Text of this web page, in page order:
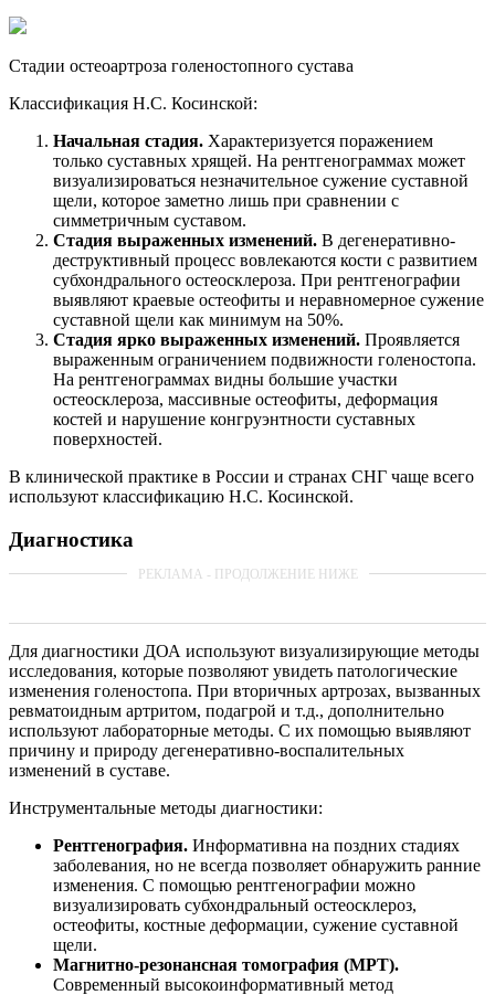
Стадии остеоартроза голеностопного сустава
Классификация Н.С. Косинской:
Начальная стадия. Характеризуется поражением
только суставных хрящей. На рентгенограммах может
визуализироваться незначительное сужение суставной
щели, которое заметно лишь при сравнении с
симметричным суставом.
Стадия выраженных изменений. В дегенеративно-
деструктивный процесс вовлекаются кости с развитием
субхондрального остеосклероза. При рентгенографии
выявляют краевые остеофиты и неравномерное сужение
суставной щели как минимум на 50%.
Стадия ярко выраженных изменений. Проявляется
выраженным ограничением подвижности голеностопа.
На рентгенограммах видны большие участки
остеосклероза, массивные остеофиты, деформация
костей и нарушение конгруэнтности суставных
поверхностей.
В клинической практике в России и странах СНГ чаще всего
используют классификацию Н.С. Косинской.
Диагностика
Для диагностики ДОА используют визуализирующие методы
исследования, которые позволяют увидеть патологические
изменения голеностопа. При вторичных артрозах, вызванных
ревматоидным артритом, подагрой и т.д., дополнительно
используют лабораторные методы. С их помощью выявляют
причину и природу дегенеративно-воспалительных
изменений в суставе.
Инструментальные методы диагностики:
Рентгенография. Информативна на поздних стадиях
заболевания, но не всегда позволяет обнаружить ранние
изменения. С помощью рентгенографии можно
визуализировать субхондральный остеосклероз,
остеофиты, костные деформации, сужение суставной
щели.
Магнитно-резонансная томография (МРТ).
Современный высокоинформативный метод